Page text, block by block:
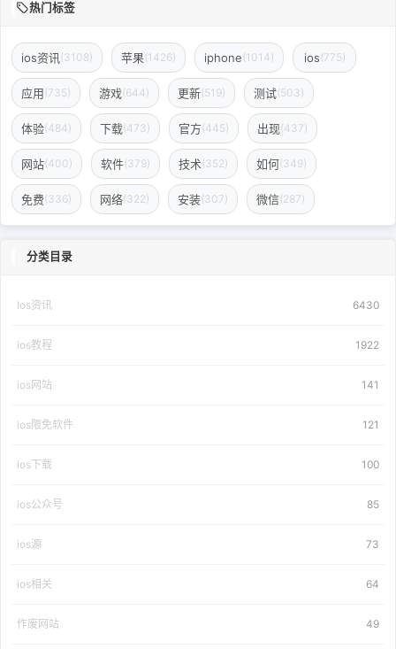
热门标签
ios资讯 (3108) 苹果(1426) iphone(1014) ios(775)
应用(735) 游戏(644) 更新(519) 测试(503)
体验(484) 下载(473) 官方(445) 出现(437)
网站(400) 软件(379) 技术(352) 如何(349)
免费(336) 网络(322) 安装(307) 微信(287)
分类目录
Ios资讯 6430
ios教程 1922
ios网站 141
ios限免软件 121
ios下载 100
ios公众号 85
ios源 73
ios相关 64
作废网站 49